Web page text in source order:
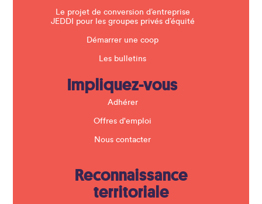
Le projet de conversion d’entreprise
JEDDI pour les groupes privés d’équité
Démarrer une coop
Les bulletins
Impliquez-vous
Adhérer
Offres d'emploi
Nous contacter
Reconnaissance
territoriale